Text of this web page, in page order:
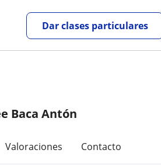
Dar clases particulares
Baca Antón
Valoraciones Contacto